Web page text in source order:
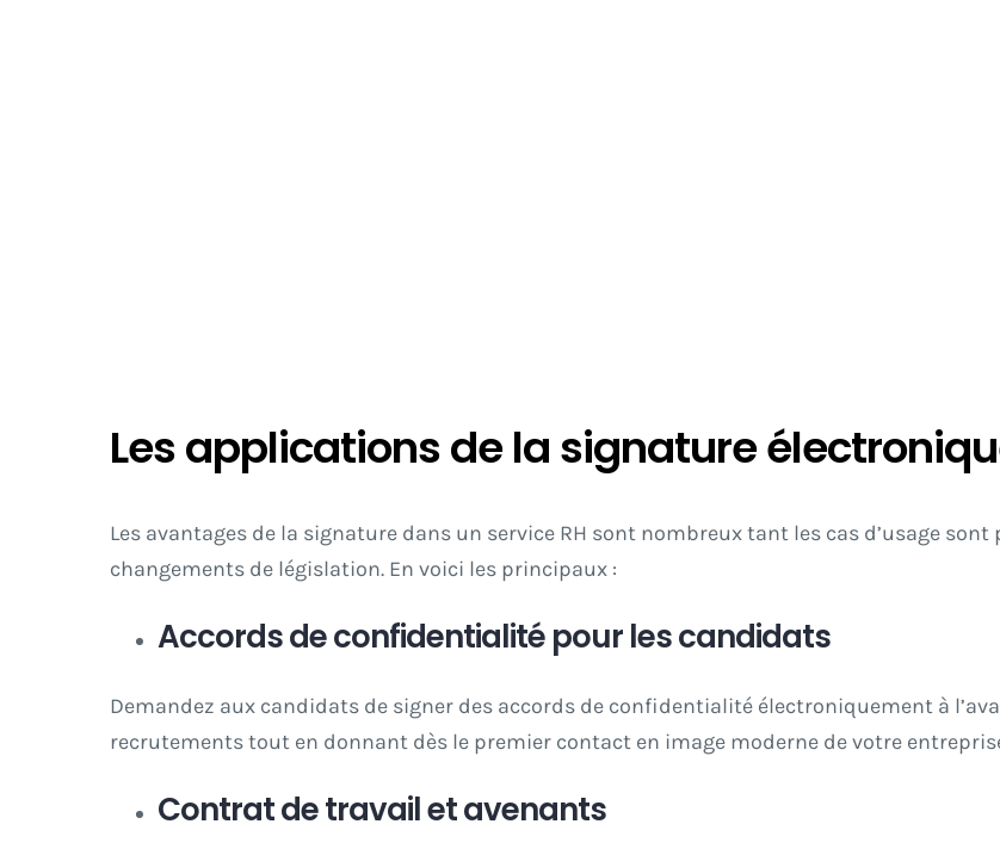
Les applications de la signature
Les avantages de la signature dans un service RH sont nombreux tant les cas d’usage
changements de législation. En voici les principaux :
Accords de confidentialité pour les candidats
Demandez aux candidats de signer des accords de confidentialité électroniquement à
recrutements tout en donnant dès le premier contact en image moderne de votre
Contrat de travail et avenants